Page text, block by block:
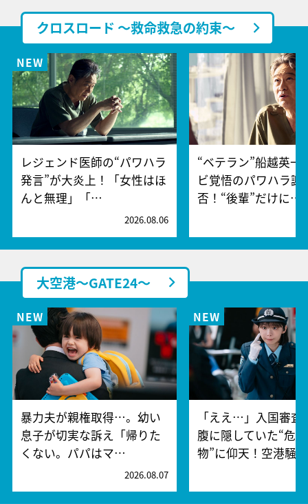
クロスロード ～救命救急の約束～
レジェンド医師の“パワハラ
発言”が大炎上！「女性はほ
んと無理」「…
2026.08.06
“ベテラン”船越英一
ビ覚悟のパワハラ謝
否！“後輩”だけに…
大空港～GATE24～
暴力夫が親権取得…。幼い
息子が切実な訴え「帰りた
くない。パパはマ…
2026.08.07
「ええ…」入国審査
腹に隠していた“危
物”に仰天！空港騒